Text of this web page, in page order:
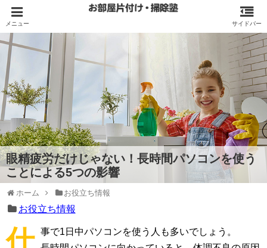
眼精疲労だけじゃない！長時間パソコンを使う
ことによる5つの影響
ホーム お役立ち情報
お役立ち情報
仕 事で1日中パソコンを使う人も多いでしょう。